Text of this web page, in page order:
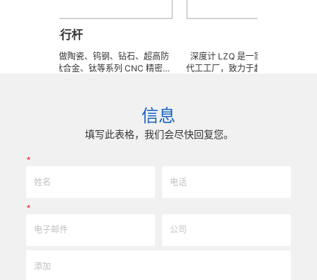
平行杆
样任意订做陶瓷、钨钢、钻石、超高防
锈钢、钛合金、钛等系列 CNC 精密刀
击、高精密度、组合成 型的加工，具
和高可至士 0.0005mm( ± 0.5um) 的
，实现高效率、低成本的应用。
深度计 LZQ 是一家生产各种牙科种植
代工工厂，致力于超高防锈高硬度高耐
我们专业为客户生产成套手术工具。
来图来样任意定制各种牙科种植工具部
信息
填写此表格，我们会尽快回复您。
*
*